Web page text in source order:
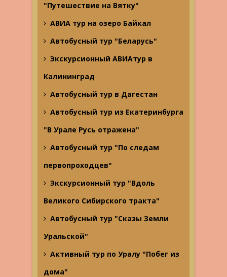
"Путешествие на Вятку"
АВИА тур на озеро Байкал
Автобусный тур "Беларусь"
Экскурсионный АВИАтур в
Калининград
Автобусный тур в Дагестан
Автобусный тур из Екатеринбурга
"В Урале Русь отражена"
Автобусный тур "По следам
первопроходцев"
Экскурсионный тур "Вдоль
Великого Сибирского тракта"
Автобусный тур "Сказы Земли
Уральской"
Активный тур по Уралу "Побег из
дома"